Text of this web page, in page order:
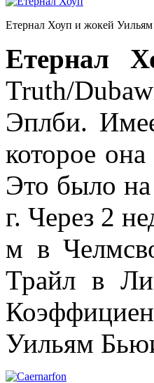
Етернал Хоуп и жокей
Етернал
Truth/
Эплби.
которое
Это было
г. Через 2
м в
Трайл в
Уильям